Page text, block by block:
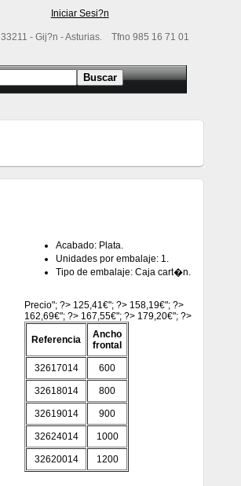
- Gij?n - Asturias. Tfno 985 16 71 01
Iniciar Sesi?n
Acabado: Plata.
Unidades por embalaje: 1.
Tipo de embalaje: Caja cart�n.
Precio"; ?> 125,41€"; ?> 158,19€"; ?>
162,69€"; ?> 167,55€"; ?> 179,20€"; ?>
Referencia
Ancho
frontal
32617014 600
32618014 800
32619014 900
32624014 1000
32620014 1200